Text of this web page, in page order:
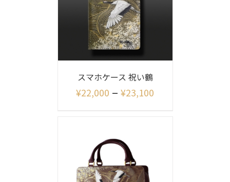
スマホケース 祝い鶴
¥22,000 – ¥23,100